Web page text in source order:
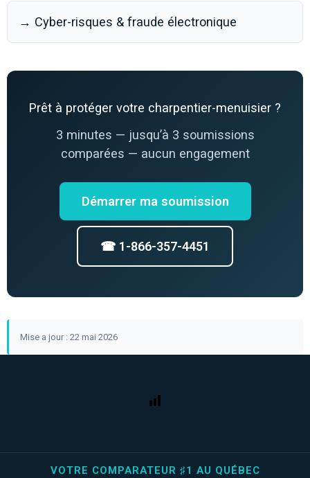
→ Cyber-risques & fraude électronique
Prêt à protéger votre charpentier-menuisier ?
3 minutes — jusqu’à 3 soumissions
comparées — aucun engagement
Démarrer ma soumission
☎ 1-866-357-4451
Mise a jour : 22 mai 2026
VOTRE COMPARATEUR ♯1 AU QUÉBEC